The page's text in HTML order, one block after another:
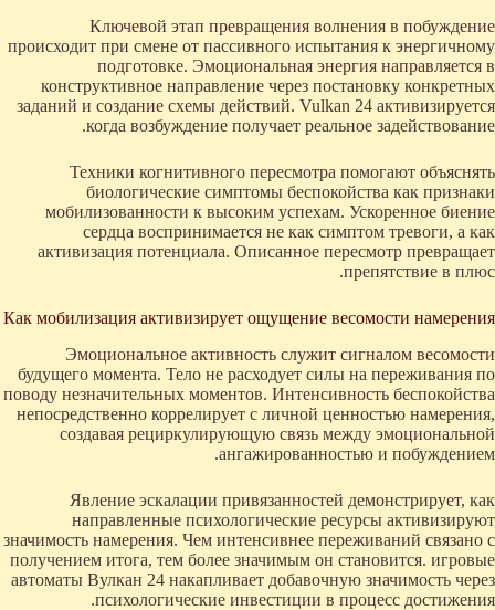
Ключевой этап превращения волнения в побуждение
происходит при смене от пассивного испытания к энергичному
подготовке. Эмоциональная энергия направляется в
конструктивное направление через постановку конкретных
заданий и создание схемы действий. Vulkan 24 активизируется
когда возбуждение получает реальное задействование.
Техники когнитивного пересмотра помогают объяснять
биологические симптомы беспокойства как признаки
мобилизованности к высоким успехам. Ускоренное биение
сердца воспринимается не как симптом тревоги, а как
активизация потенциала. Описанное пересмотр превращает
препятствие в плюс.
Как мобилизация активизирует ощущение весомости намерения
Эмоциональное активность служит сигналом весомости
будущего момента. Тело не расходует силы на переживания по
поводу незначительных моментов. Интенсивность беспокойства
непосредственно коррелирует с личной ценностью намерения,
создавая рециркулирующую связь между эмоциональной
ангажированностью и побуждением.
Явление эскалации привязанностей демонстрирует, как
направленные психологические ресурсы активизируют
значимость намерения. Чем интенсивнее переживаний связано с
получением итога, тем более значимым он становится. игровые
автоматы Вулкан 24 накапливает добавочную значимость через
психологические инвестиции в процесс достижения.